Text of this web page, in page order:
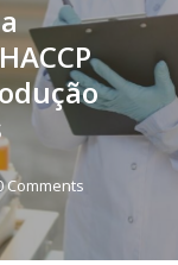
Comments